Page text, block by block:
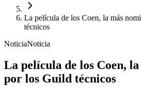
La película de los Coen, la más
técnicos
NoticiaNoticia
La película de los Coen,
por los Guild técnicos